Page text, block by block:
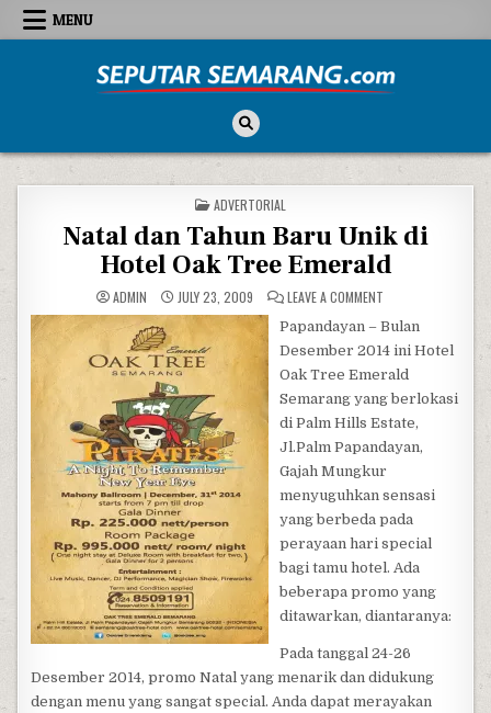
Skip to content
MENU
POSTED IN
ADVERTORIAL
Natal dan Tahun Baru Unik di
Hotel Oak Tree Emerald
ADMIN JULY 23, 2009 LEAVE A COMMENT
Papandayan – Bulan
Desember 2014 ini Hotel
Oak Tree Emerald
Semarang yang berlokasi
di Palm Hills Estate,
Jl.Palm Papandayan,
Gajah Mungkur
menyuguhkan sensasi
yang berbeda pada
perayaan hari special
bagi tamu hotel. Ada
beberapa promo yang
ditawarkan, diantaranya:
Pada tanggal 24-26
Desember 2014, promo Natal yang menarik dan didukung
dengan menu yang sangat special. Anda dapat merayakan